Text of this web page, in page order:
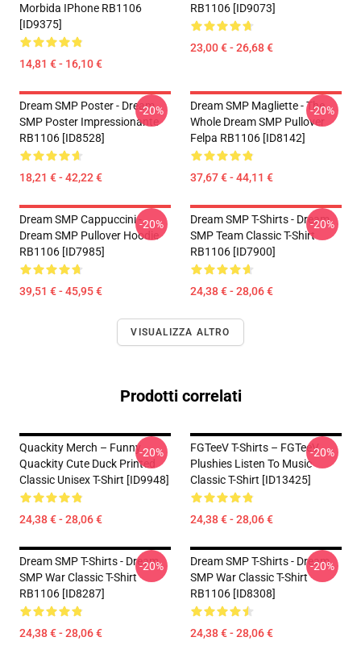
Morbida IPhone RB1106
[ID9375]
14,81 € - 16,10 €
RB1106 [ID9073]
23,00 € - 26,68 €
Dream SMP Poster - Dream
SMP Poster Impressionante
RB1106 [ID8528]
18,21 € - 42,22 €
-20%
Dream SMP Magliette - The
Whole Dream SMP Pullover
Felpa RB1106 [ID8142]
37,67 € - 44,11 €
-20%
Dream SMP Cappuccini -
Dream SMP Pullover Hoodie
RB1106 [ID7985]
39,51 € - 45,95 €
-20%
Dream SMP T-Shirts - Dream
SMP Team Classic T-Shirt
RB1106 [ID7900]
24,38 € - 28,06 €
-20%
VISUALIZZA ALTRO
Prodotti correlati
Quackity Merch – Funny
Quackity Cute Duck Printed
Classic Unisex T-Shirt [ID9948]
24,38 € - 28,06 €
-20%
FGTeeV T-Shirts – FGTeeV
Plushies Listen To Music
Classic T-Shirt [ID13425]
24,38 € - 28,06 €
-20%
Dream SMP T-Shirts - Dream
SMP War Classic T-Shirt
RB1106 [ID8287]
24,38 € - 28,06 €
-20%
Dream SMP T-Shirts - Dream
SMP War Classic T-Shirt
RB1106 [ID8308]
24,38 € - 28,06 €
-20%